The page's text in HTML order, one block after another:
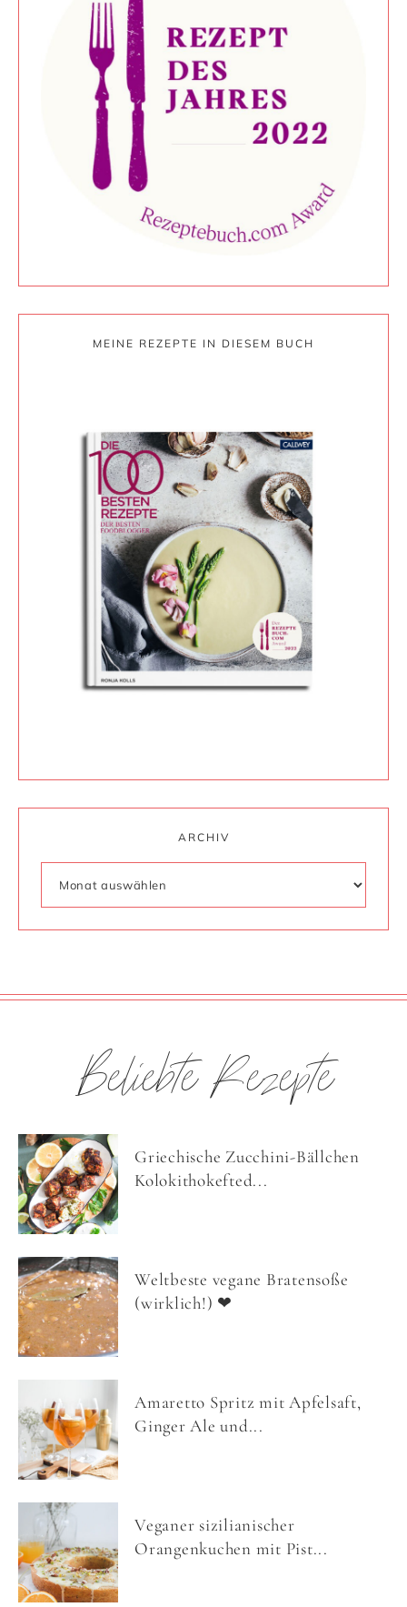
MEINE REZEPTE IN DIESEM BUCH
ARCHIV
Beliebte Rezepte
Griechische Zucchini-Bällchen
Kolokithokefted...
Weltbeste vegane Bratensoße
(wirklich!) ❤
Amaretto Spritz mit Apfelsaft,
Ginger Ale und...
Veganer sizilianischer
Orangenkuchen mit Pist...